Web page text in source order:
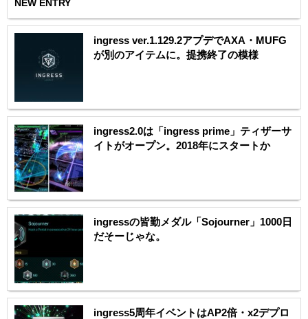
NEW ENTRY
ingress ver.1.129.2アプデでAXA・MUFG
が別のアイテムに。提携終了の模様
ingress2.0は「ingress prime」ティザーサ
イトがオープン。2018年にスタートか
ingressの皆勤メダル「Sojourner」1000日
だそーじゃな。
ingress5周年イベントはAP2倍・x2デプロ